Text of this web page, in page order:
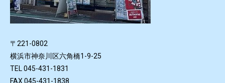
〒221-0802
横浜市神奈川区六角橋1-9-25
TEL 045-431-1831
FAX 045-431-1838